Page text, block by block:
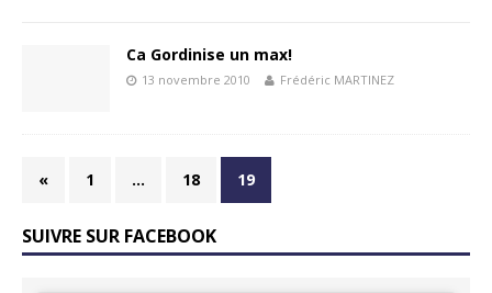
Ca Gordinise un max!
13 novembre 2010 Frédéric MARTINEZ
« 1 … 18 19
SUIVRE SUR FACEBOOK